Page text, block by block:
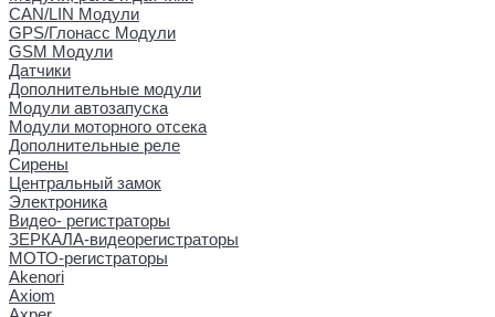
CAN/LIN Модули
GPS/Глонасс Модули
GSM Модули
Датчики
Дополнительные модули
Модули автозапуска
Модули моторного отсека
Дополнительные реле
Сирены
Центральный замок
Электроника
Видео- регистраторы
ЗЕРКАЛА-видеорегистраторы
МОТО-регистраторы
Akenori
Axiom